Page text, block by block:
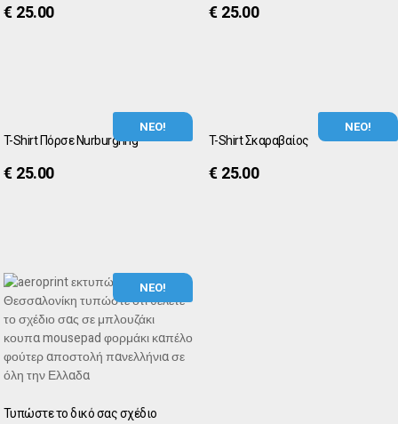
€ 25.00 € 25.00
ΝΕΟ!
T-Shirt Πόρσε Nurburgring
€ 25.00
ΝΕΟ!
T-Shirt Σκαραβαίος
€ 25.00
ΝΕΟ!
Τυπώστε το δικό σας σχέδιο